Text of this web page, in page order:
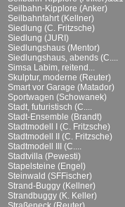
Seilbahn-Kipplore (Anker)
Seilbahnfahrt (Kellner)
Siedlung (C. Fritzsche)
Siedlung (JURI)
Siedlungshaus (Mentor)
Siedlungshaus, abends (C....
Simsa Labim, reitend...
Skulptur, moderne (Reuter)
Smart vor Garage (Matador)
Sportwagen (Schowanek)
Stadt, futuristisch (C....
Stadt-Ensemble (Brandt)
Stadtmodell I (C. Fritzsche)
Stadtmodell II (C. Fritzsche)
Stadtmodell III (C....
Stadtvilla (Pewesti)
Stapelsteine (Engel)
Steinwald (SFFischer)
Strand-Buggy (Kellner)
Strandbuggy (K. Keller)